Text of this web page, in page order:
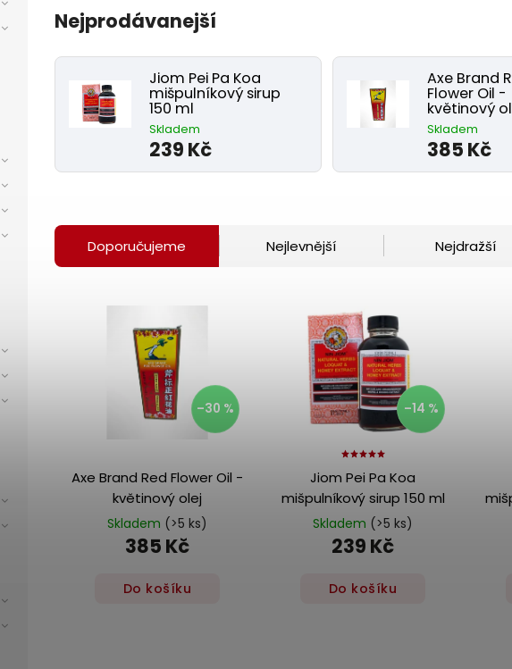
Nejprodávanejší
Jiom Pei Pa Koa
mišpulníkový sirup
150 ml
Skladem
239 Kč
Axe Brand
Flower Oil -
květinový
Skladem
385 Kč
Doporučujeme Nejlevnější Nejdražší
–30 %
Axe Brand Red Flower Oil -
květinový olej
Skladem (>5 ks)
385 Kč
Do košíku
–14 %
Jiom Pei Pa Koa
mišpulníkový sirup 150 ml
Skladem (>5 ks)
239 Kč
Do košíku